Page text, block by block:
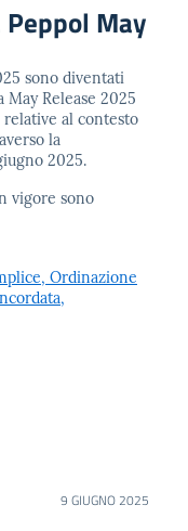
May
sono diventati
Release 2025
al contesto
la
2025.
vigore sono
Ordinazione
9 GIUGNO 2025